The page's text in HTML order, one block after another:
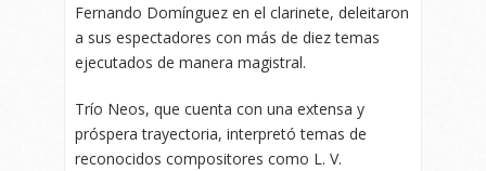
Fernando Domínguez en el clarinete, deleitaron
a sus espectadores con más de diez temas
ejecutados de manera magistral.
Trío Neos, que cuenta con una extensa y
próspera trayectoria, interpretó temas de
reconocidos compositores como L. V.